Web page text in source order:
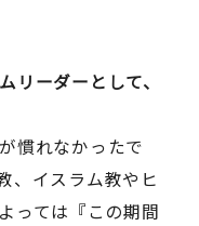
ーダーとして、
慣れなかったで
、イスラム教やヒ
っては『この期間